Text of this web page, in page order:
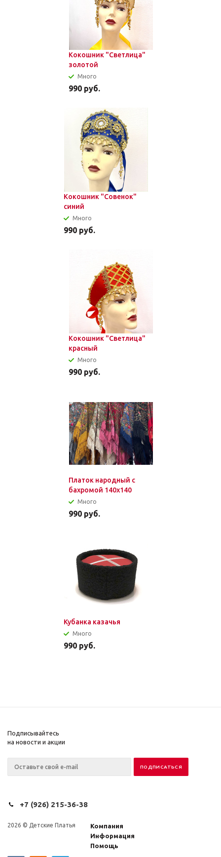
Кокошник "Светлица"
золотой
Много
990 руб.
Кокошник "Совенок"
синий
Много
990 руб.
Кокошник "Светлица"
красный
Много
990 руб.
Платок народный с
бахромой 140x140
Много
990 руб.
Кубанка казачья
Много
990 руб.
Подписывайтесь
на новости и акции
+7 (926) 215-36-38
2026 © Детские Платья
Компания
Информация
Помощь